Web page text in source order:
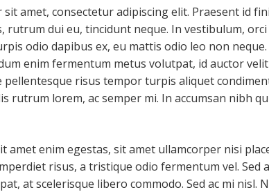
amet, consectetur adipiscing elit. Praesent id
rutrum dui eu, tincidunt neque. In vestibulum,
odio dapibus ex, eu mattis odio leo non neque.
enim fermentum metus volutpat, id auctor velit
pellentesque risus tempor turpis aliquet
rutrum lorem, ac semper mi. In accumsan nibh
amet enim egestas, sit amet ullamcorper nisi
risus, a tristique odio fermentum vel. Sed
at scelerisque libero commodo. Sed ac mi nisl.